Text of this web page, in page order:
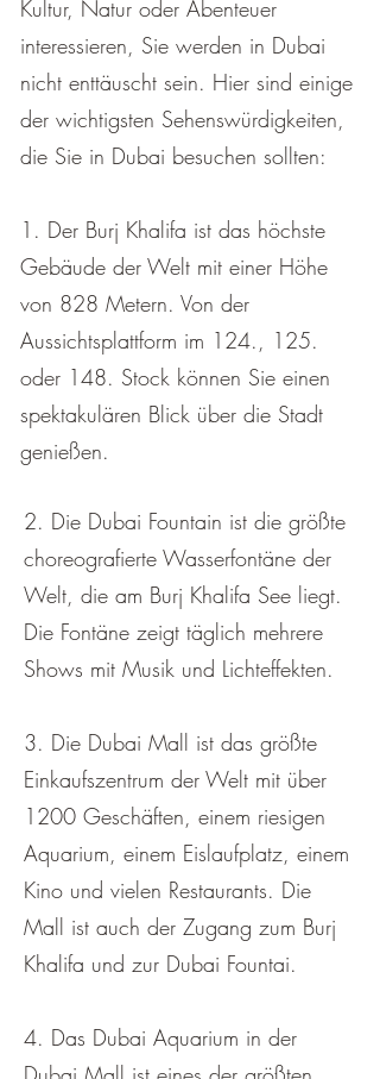
Kultur, Natur oder Abenteuer
interessieren, Sie werden in Dubai
nicht enttäuscht sein. Hier sind einige
der wichtigsten Sehenswürdigkeiten,
die Sie in Dubai besuchen sollten:
1. Der Burj Khalifa ist das höchste
Gebäude der Welt mit einer Höhe
von 828 Metern. Von der
Aussichtsplattform im 124., 125.
oder 148. Stock können Sie einen
spektakulären Blick über die Stadt
genießen.
2. Die Dubai Fountain ist die größte
choreografierte Wasserfontäne der
Welt, die am Burj Khalifa See liegt.
Die Fontäne zeigt täglich mehrere
Shows mit Musik und Lichteffekten.
3. Die Dubai Mall ist das größte
Einkaufszentrum der Welt mit über
1200 Geschäften, einem riesigen
Aquarium, einem Eislaufplatz, einem
Kino und vielen Restaurants. Die
Mall ist auch der Zugang zum Burj
Khalifa und zur Dubai Fountai.
4. Das Dubai Aquarium in der